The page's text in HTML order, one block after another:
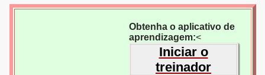
Obtenha o aplicativo de
aprendizagem:<
Iniciar o
treinador